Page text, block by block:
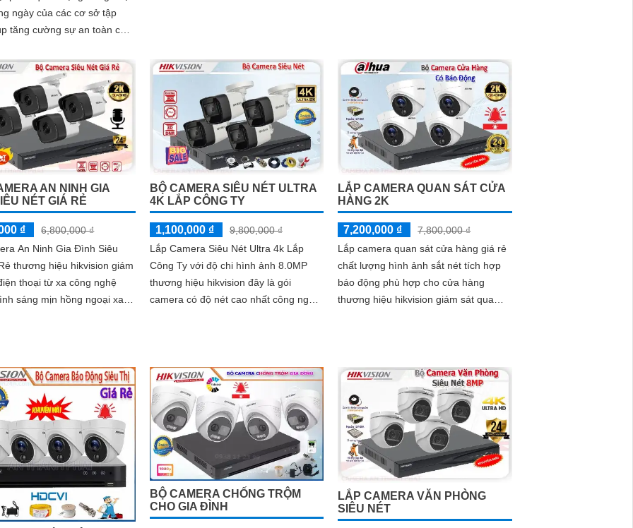
ngày của các cơ sở tập
tăng cường sự an toàn cho
AN NINH GIA
NÉT GIÁ RẺ
₫
6,800,000 ₫
An Ninh Gia Đình Siêu
thương hiệu hikvision giám
thoại từ xa công nghệ
sáng mịn hồng ngoại xa
BỘ CAMERA SIÊU NÉT ULTRA
4K LẮP CÔNG TY
1,100,000 ₫
9,800,000 ₫
Lắp Camera Siêu Nét Ultra 4k Lắp
Công Ty với độ chi hình ảnh 8.0MP
thương hiệu hikvision đây là gói
camera có độ nét cao nhất công nghệ
LẮP CAMERA QUAN SÁT CỬA
HÀNG 2K
7,200,000 ₫
7,800,000 ₫
Lắp camera quan sát cửa hàng giá rẻ
chất lượng hình ảnh sắt nét tích hợp
báo động phù hợp cho cửa hàng
thương hiệu hikvision giám sát qua
BỘ CAMERA CHỐNG TRỘM
CHO GIA ĐÌNH
LẮP CAMERA VĂN PHÒNG
SIÊU NÉT